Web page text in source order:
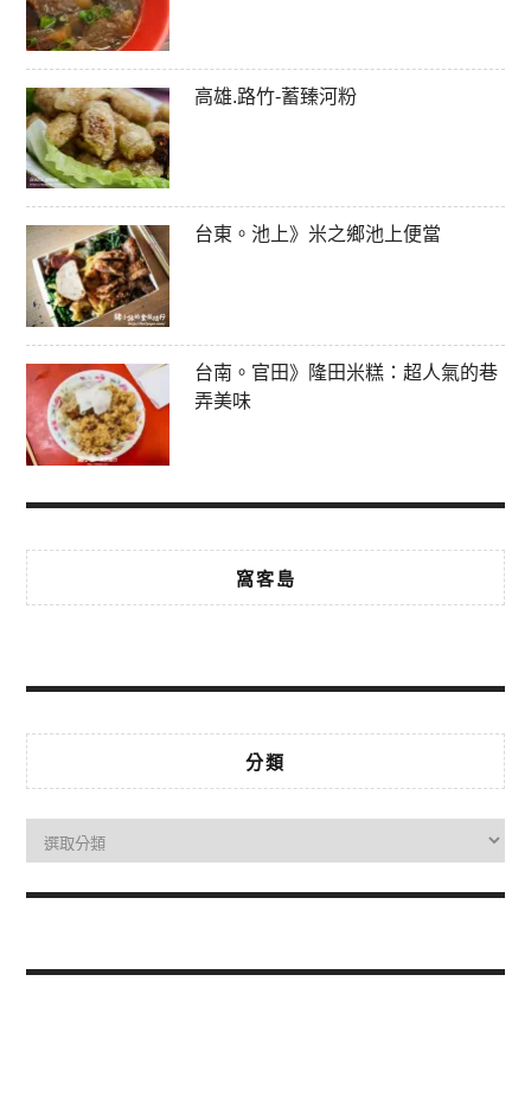
高雄.路竹-蓄臻河粉
台東。池上》米之鄉池上便當
台南。官田》隆田米糕：超人氣的巷
弄美味
窩客島
分類